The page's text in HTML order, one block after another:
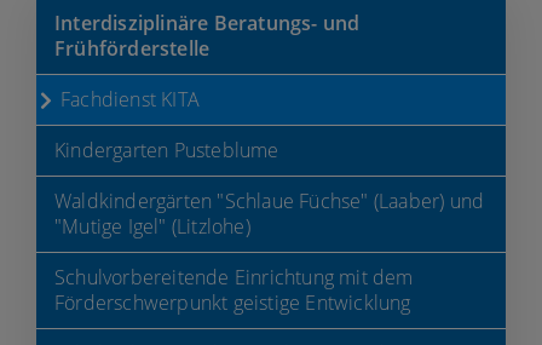
Interdisziplinäre Beratungs- und
Frühförderstelle
Fachdienst KITA
Kindergarten Pusteblume
Waldkindergärten "Schlaue Füchse" (Laaber) und
"Mutige Igel" (Litzlohe)
Schulvorbereitende Einrichtung mit dem
Förderschwerpunkt geistige Entwicklung